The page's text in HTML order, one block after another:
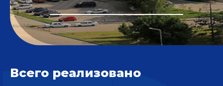
Всего реализовано